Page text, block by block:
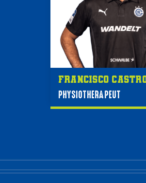
Francisco
PHYSIOTHERAPEUT